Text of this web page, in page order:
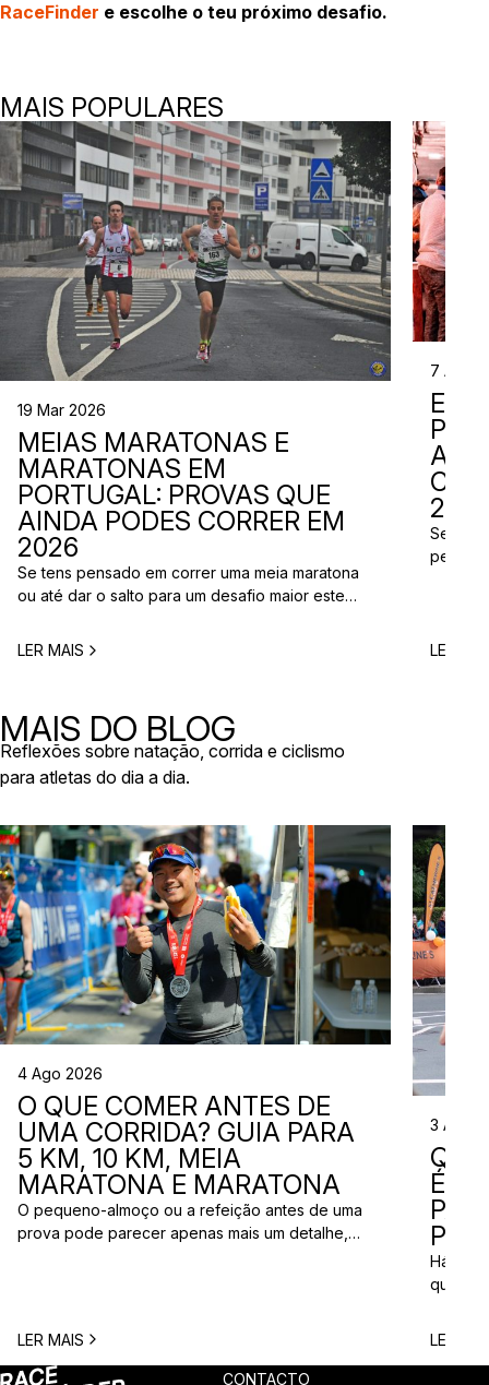
RaceFinder e escolhe o teu próximo desafio.
MAIS POPULARES
19 Mar 2026
MEIAS MARATONAS E
MARATONAS EM
PORTUGAL: PROVAS QUE
AINDA PODES CORRER EM
2026
Se tens pensado em correr uma meia maratona
ou até dar o salto para um desafio maior este
planear. Entre a primavera e o verão, o
LER MAIS
7 Abr
Se
perto
LER
MAIS DO BLOG
Reflexões sobre natação, corrida e ciclismo
para atletas do dia a dia.
4 Ago 2026
O QUE COMER ANTES DE
UMA CORRIDA? GUIA PARA
5 KM, 10 KM, MEIA
MARATONA E MARATONA
O pequeno-almoço ou a refeição antes de uma
prova pode parecer apenas mais um detalhe,
corredores: o que comer antes de uma corrida?
A […]
LER MAIS
3 Ago
ÉS?
Há
quem
para
LER
CONTACTO